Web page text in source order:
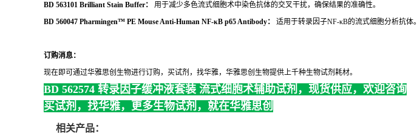
BD 563101 Brilliant Stain Buffer：
用于减少多色流式细胞术中染色抗体的交叉干扰，确保结果的准确性。
BD 560047 Pharmingen™ PE Mouse Anti-Human NF-κB p65 Antibody：
适用于转录因子NF-κB的流式细胞分析抗体。
订购消息：
现在即可通过华雅思创生物进行订购，买试剂，找华雅，华雅思创生物提供上千种生物试剂耗材。
BD 562574 转录因子缓冲液套装 流式细胞术辅助试剂，现货供应，欢迎咨询
买试剂，找华雅，更多生物试剂，就在华雅思创
相关产品：